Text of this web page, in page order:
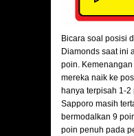
Bicara soal posisi
Diamonds saat ini
poin.
mereka naik ke
hanya terpisah 1-
Sapporo masih
bermodalkan 9
poin penuh pada